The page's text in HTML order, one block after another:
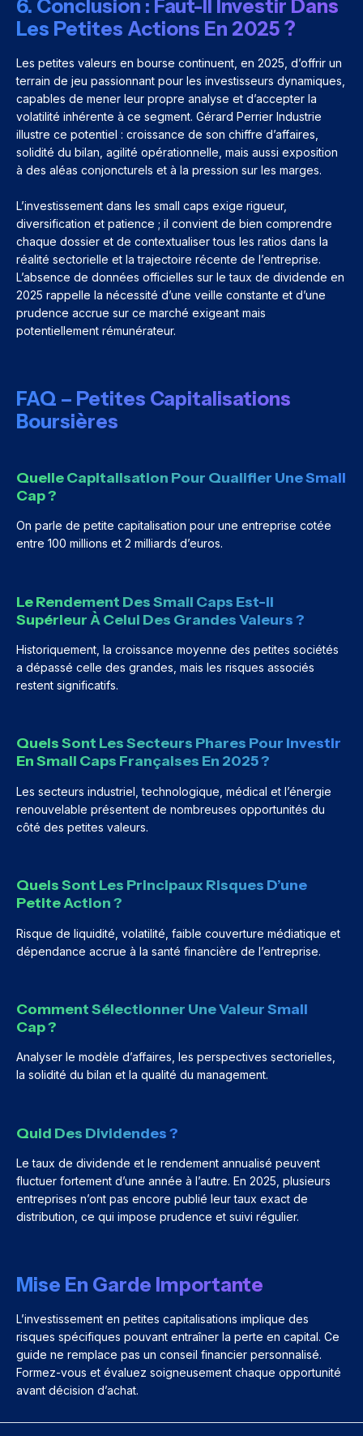
6. Conclusion : Faut-Il Investir Dans
Les Petites Actions En 2025 ?
Les petites valeurs en bourse continuent, en 2025, d’offrir un
terrain de jeu passionnant pour les investisseurs dynamiques,
capables de mener leur propre analyse et d’accepter la
volatilité inhérente à ce segment. Gérard Perrier Industrie
illustre ce potentiel : croissance de son chiffre d’affaires,
solidité du bilan, agilité opérationnelle, mais aussi exposition
à des aléas conjoncturels et à la pression sur les marges.
L’investissement dans les small caps exige rigueur,
diversification et patience ; il convient de bien comprendre
chaque dossier et de contextualiser tous les ratios dans la
réalité sectorielle et la trajectoire récente de l’entreprise.
L’absence de données officielles sur le taux de dividende en
2025 rappelle la nécessité d’une veille constante et d’une
prudence accrue sur ce marché exigeant mais
potentiellement rémunérateur.
FAQ – Petites Capitalisations
Boursières
Quelle Capitalisation Pour Qualifier Une Small
Cap ?
On parle de petite capitalisation pour une entreprise cotée
entre 100 millions et 2 milliards d’euros.
Le Rendement Des Small Caps Est-Il
Supérieur À Celui Des Grandes Valeurs ?
Historiquement, la croissance moyenne des petites sociétés
a dépassé celle des grandes, mais les risques associés
restent significatifs.
Quels Sont Les Secteurs Phares Pour Investir
En Small Caps Françaises En 2025 ?
Les secteurs industriel, technologique, médical et l’énergie
renouvelable présentent de nombreuses opportunités du
côté des petites valeurs.
Quels Sont Les Principaux Risques D’une
Petite Action ?
Risque de liquidité, volatilité, faible couverture médiatique et
dépendance accrue à la santé financière de l’entreprise.
Comment Sélectionner Une Valeur Small
Cap ?
Analyser le modèle d’affaires, les perspectives sectorielles,
la solidité du bilan et la qualité du management.
Quid Des Dividendes ?
Le taux de dividende et le rendement annualisé peuvent
fluctuer fortement d’une année à l’autre. En 2025, plusieurs
entreprises n’ont pas encore publié leur taux exact de
distribution, ce qui impose prudence et suivi régulier.
Mise En Garde Importante
L’investissement en petites capitalisations implique des
risques spécifiques pouvant entraîner la perte en capital. Ce
guide ne remplace pas un conseil financier personnalisé.
Formez-vous et évaluez soigneusement chaque opportunité
avant décision d’achat.